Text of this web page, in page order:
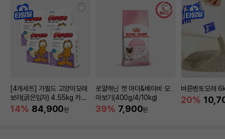
[4개세트] 가필드 고양이모래
보라(굵은입자) 4.55kg 카사
바모래
14% 84,900원
로얄캐닌 캣 마더&베이비 모
아보기(400g/4/10kg)
39% 7,900원
바른벤토모래
20%